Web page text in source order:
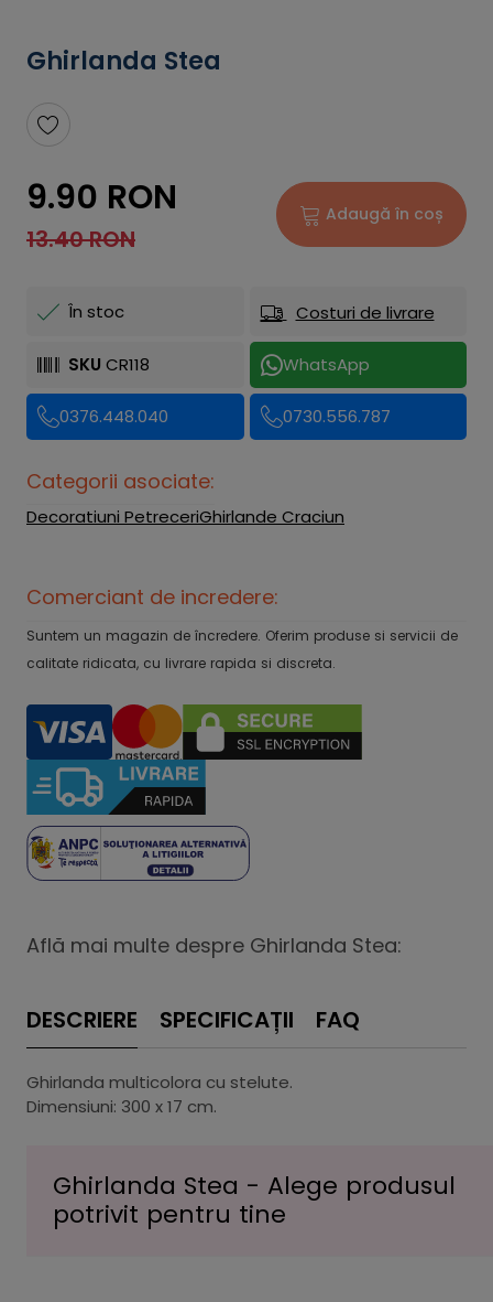
Ghirlanda Stea
9.90 RON
13.40 RON
Adaugă în coș
În stoc Costuri de livrare
SKU CR118 WhatsApp
0376.448.040 0730.556.787
Categorii asociate:
Decoratiuni PetreceriGhirlande Craciun
Comerciant de incredere:
Suntem un magazin de încredere. Oferim produse si servicii de
calitate ridicata, cu livrare rapida si discreta.
Află mai multe despre Ghirlanda Stea:
DESCRIERE SPECIFICAȚII FAQ
Ghirlanda multicolora cu stelute.
Dimensiuni: 300 x 17 cm.
Ghirlanda Stea - Alege produsul
potrivit pentru tine